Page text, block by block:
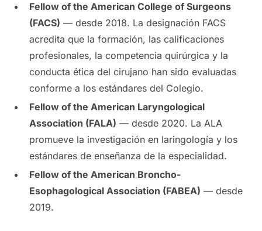
Fellow of the American College of Surgeons
(FACS) — desde 2018. La designación FACS
acredita que la formación, las calificaciones
profesionales, la competencia quirúrgica y la
conducta ética del cirujano han sido evaluadas
conforme a los estándares del Colegio.
Fellow of the American Laryngological
Association (FALA) — desde 2020. La ALA
promueve la investigación en laringología y los
estándares de enseñanza de la especialidad.
Fellow of the American Broncho-
Esophagological Association (FABEA) — desde
2019.